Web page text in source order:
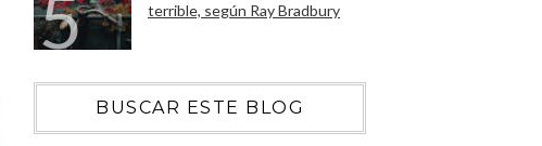
terrible, según Ray Bradbury
BUSCAR ESTE BLOG